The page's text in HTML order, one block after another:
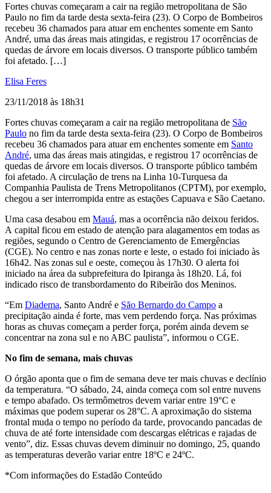
Fortes chuvas começaram a cair na região metropolitana de São
Paulo no fim da tarde desta sexta-feira (23). O Corpo de Bombeiros
recebeu 36 chamados para atuar em enchentes somente em Santo
André, uma das áreas mais atingidas, e registrou 17 ocorrências de
quedas de árvore em locais diversos. O transporte público também
foi afetado. […]
Elisa Feres
23/11/2018 às 18h31
Fortes chuvas começaram a cair na região metropolitana de São
Paulo no fim da tarde desta sexta-feira (23). O Corpo de Bombeiros
recebeu 36 chamados para atuar em enchentes somente em Santo
André, uma das áreas mais atingidas, e registrou 17 ocorrências de
quedas de árvore em locais diversos. O transporte público também
foi afetado. A circulação de trens na Linha 10-Turquesa da
Companhia Paulista de Trens Metropolitanos (CPTM), por exemplo,
chegou a ser interrompida entre as estações Capuava e São Caetano.
Uma casa desabou em Mauá, mas a ocorrência não deixou feridos.
A capital ficou em estado de atenção para alagamentos em todas as
regiões, segundo o Centro de Gerenciamento de Emergências
(CGE). No centro e nas zonas norte e leste, o estado foi iniciado às
16h42. Nas zonas sul e oeste, começou às 17h30. O alerta foi
iniciado na área da subprefeitura do Ipiranga às 18h20. Lá, foi
indicado risco de transbordamento do Ribeirão dos Meninos.
“Em Diadema, Santo André e São Bernardo do Campo a
precipitação ainda é forte, mas vem perdendo força. Nas próximas
horas as chuvas começam a perder força, porém ainda devem se
concentrar na zona sul e no ABC paulista”, informou o CGE.
No fim de semana, mais chuvas
O órgão aponta que o fim de semana deve ter mais chuvas e declínio
da temperatura. “O sábado, 24, ainda começa com sol entre nuvens
e tempo abafado. Os termômetros devem variar entre 19°C e
máximas que podem superar os 28°C. A aproximação do sistema
frontal muda o tempo no período da tarde, provocando pancadas de
chuva de até forte intensidade com descargas elétricas e rajadas de
vento”, diz. Essas chuvas devem diminuir no domingo, 25, quando
as temperaturas deverão variar entre 18ºC e 24ºC.
*Com informações do Estadão Conteúdo